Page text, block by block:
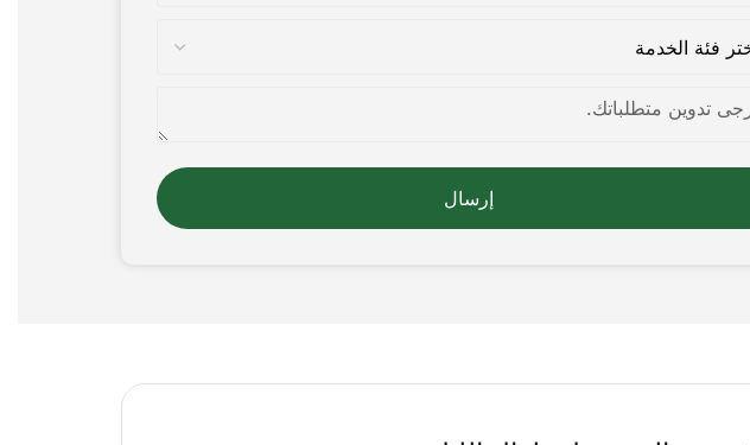
إرسال